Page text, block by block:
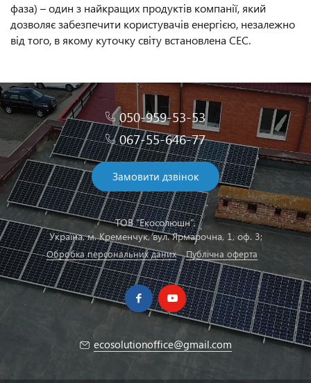
фаза) – один з найкращих продуктів компанії, який
дозволяє забезпечити користувачів енергією, незалежно
від того, в якому куточку світу встановлена СЕС.
050-959-53-53
067-55-646-77
Замовити дзвінок
ТОВ "Екосолюшн",
Українa, м. Кременчук, вул. Ярмарочна, 1, оф. 3;
Обробка персональних даних Публічна оферта
ecosolutionoffice@gmail.com